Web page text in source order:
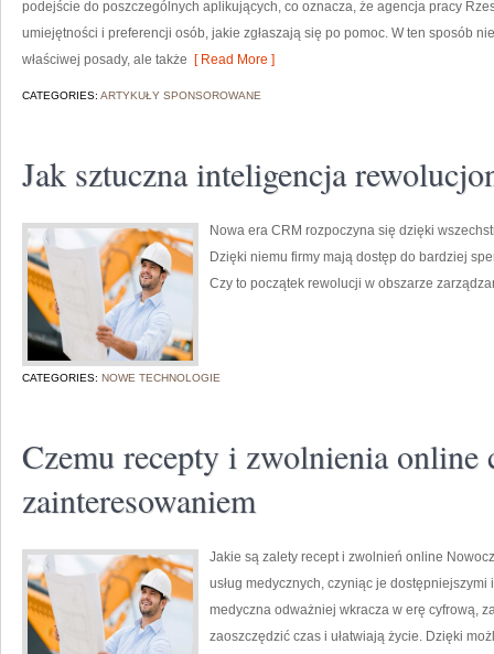
podejście do poszczególnych aplikujących, co oznacza, że agencja pracy
umiejętności i preferencji osób, jakie zgłaszają się po pomoc. W ten sposób
właściwej posady, ale także [ Read More ]
CATEGORIES: ARTYKUŁY SPONSOROWANE
Jak sztuczna inteligencja
Nowa era CRM rozpoczyna się dzięki
Dzięki niemu firmy mają dostęp do bardziej
Czy to początek rewolucji w obszarze
CATEGORIES: NOWE TECHNOLOGIE
Czemu recepty i zwolnienia online
zainteresowaniem
Jakie są zalety recept i zwolnień online
usług medycznych, czyniąc je
medyczna odważniej wkracza w erę cyfrową,
zaoszczędzić czas i ułatwiają życie. Dzięki